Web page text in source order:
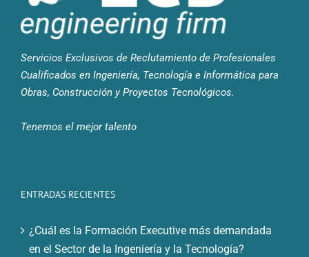
Servicios Exclusivos de Reclutamiento de Profesionales
Cualificados en Ingeniería, Tecnología e Informática para
Obras, Construcción y Proyectos Tecnológicos.
Tenemos el mejor talento
ENTRADAS RECIENTES
¿Cuál es la Formación Executive más demandada
en el Sector de la Ingeniería y la Tecnología?